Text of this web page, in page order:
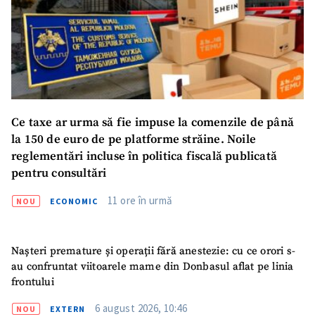
Ce taxe ar urma să fie impuse la comenzile de până
la 150 de euro de pe platforme străine. Noile
reglementări incluse în politica fiscală publicată
pentru consultări
NOU ECONOMIC 11 ore în urmă
Nașteri premature și operații fără anestezie: cu ce orori s-
au confruntat viitoarele mame din Donbasul aflat pe linia
frontului
NOU EXTERN 6 august 2026, 10:46
Link media
+ Link media
Mesajul știrei
+ Mesajul știrei
CONTACT SURSĂ
Sursă anonimă
Nume+ Numele meu
Am citit și sunt de